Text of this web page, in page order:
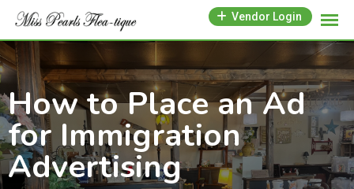
Skip
content
Vendor Login
How to Place an Ad
for Immigration
Advertising